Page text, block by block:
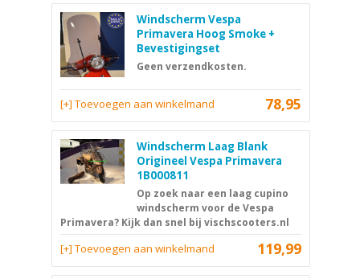
Windscherm Vespa
Primavera Hoog Smoke +
Bevestigingset
Geen verzendkosten.
78,95
[+] Toevoegen aan winkelmand
Windscherm Laag Blank
Origineel Vespa Primavera
1B000811
Op zoek naar een laag cupino
windscherm voor de Vespa
Primavera? Kijk dan snel bij vischscooters.nl
119,99
[+] Toevoegen aan winkelmand